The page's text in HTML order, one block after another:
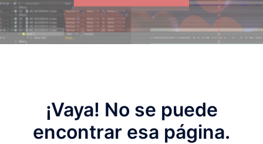
¡Vaya! No se puede
encontrar esa página.